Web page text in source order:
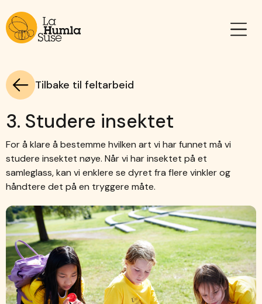
Tilbake til feltarbeid
3. Studere insektet
For å klare å bestemme hvilken art vi har funnet må vi
studere insektet nøye. Når vi har insektet på et
samleglass, kan vi enklere se dyret fra flere vinkler og
håndtere det på en tryggere måte.